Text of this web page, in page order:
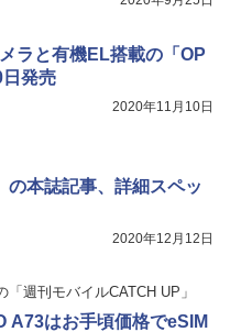
ラと有機EL搭載の「OP
発売
2020年11月10日
の本誌記事、詳細スペッ
2020年12月12日
「週刊モバイルCATCH UP」
A73はお手頃価格でeSIM